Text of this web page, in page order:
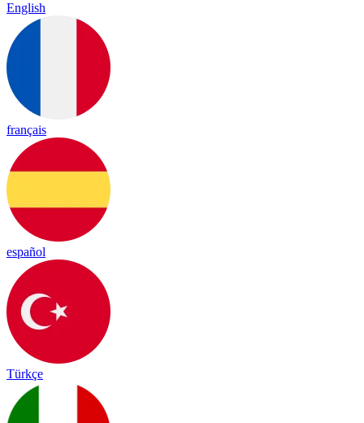
English
français
español
Türkçe